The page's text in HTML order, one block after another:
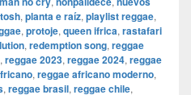
, planta e raíz, playlist reggae,
, protoje, queen ifrica, rastafari
, redemption song, reggae
, reggae 2023, reggae 2024, reggae
, reggae africano moderno,
, reggae brasil, reggae chile,